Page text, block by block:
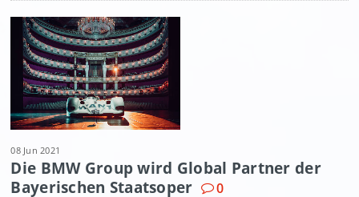
08 Jun 2021
Die BMW Group wird Global Partner der
Bayerischen Staatsoper
0